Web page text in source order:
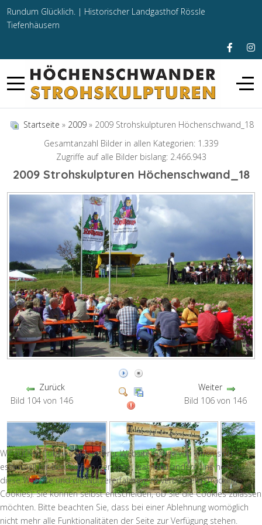
Rundum Glücklich. | Historischer Landgasthof Rössle
Tiefenhäusern
Startseite » 2009 » 2009 Strohskulpturen Höchenschwand_18
Gesamtanzahl Bilder in allen Kategorien: 1.339
Zugriffe auf alle Bilder bislang: 2.466.943
2009 Strohskulpturen Höchenschwand_18
Zurück
Bild 104 von 146
Weiter
Bild 106 von 146
Wir nutzen Cookies auf unserer Website. Einige von ihnen sind
essenziell für den Betrieb der Seite, während andere uns helfen,
diese Website und die Nutzererfahrung zu verbessern (Tracking
Cookies). Sie können selbst entscheiden, ob Sie die Cookies zulassen
möchten. Bitte beachten Sie, dass bei einer Ablehnung womöglich
nicht mehr alle Funktionalitäten der Seite zur Verfügung stehen.